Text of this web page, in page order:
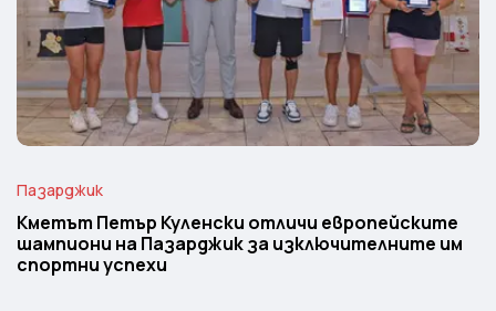
Пазарджик
Кметът Петър Куленски отличи европейските
шампиони на Пазарджик за изключителните им
спортни успехи